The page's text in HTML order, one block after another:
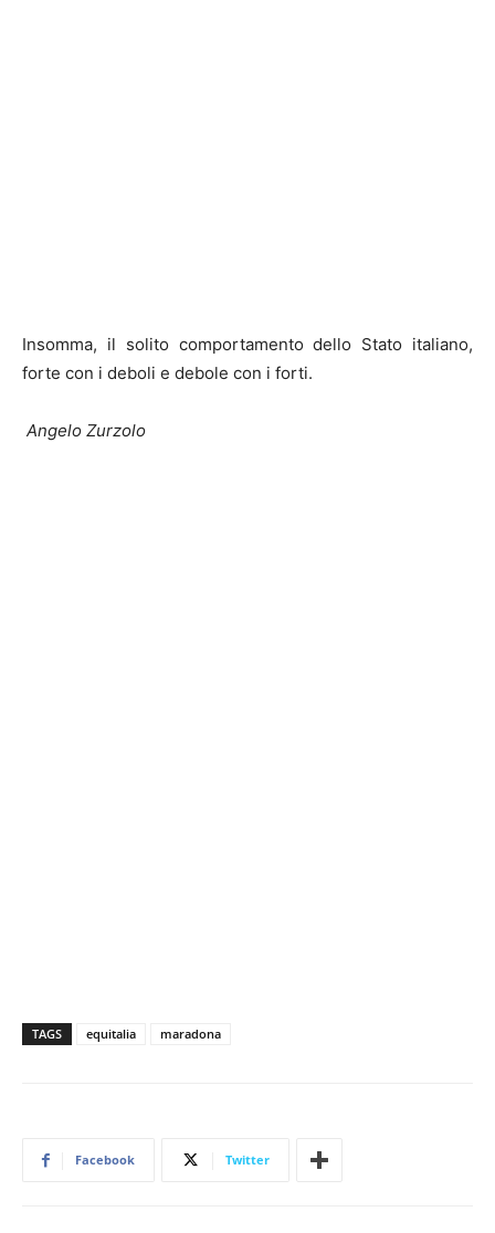
Insomma, il solito comportamento dello Stato italiano,
forte con i deboli e debole con i forti.
Angelo Zurzolo
TAGS equitalia maradona
Facebook Twitter